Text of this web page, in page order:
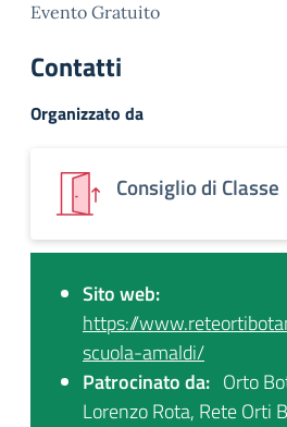
Evento Gratuito
Contatti
Organizzato da
Consiglio di Classe
Sito web:
https://
scuola-amaldi/
Patrocinato da: Orto
Lorenzo Rota, Rete Orti